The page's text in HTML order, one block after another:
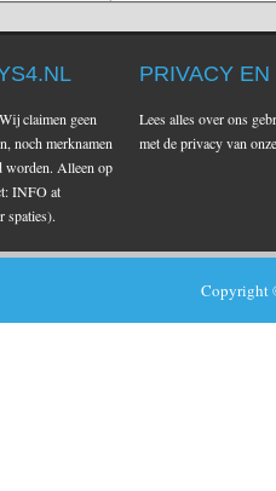
claimen geen
noch merknamen
worden. Alleen op
INFO at
PRIVACY
Lees alles over ons
met de privacy van
Copyright